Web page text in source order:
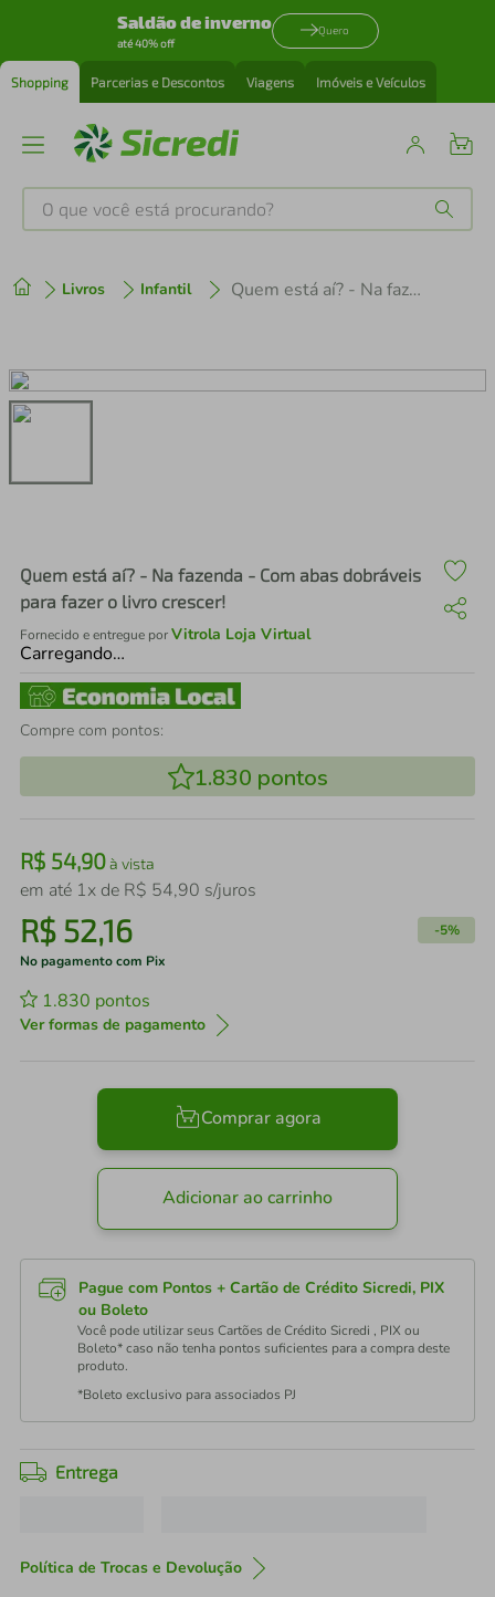
Saldão de inverno
até 40% off
Quero
Shopping Parcerias e Descontos Viagens Imóveis e Veículos
O que você está procurando?
Livros Infantil Quem está aí? - Na fazenda - Com abas dobráveis para fazer o livro crescer!
Quem está aí? - Na fazenda - Com abas dobráveis
para fazer o livro crescer!
Fornecido e entregue porVitrola Loja Virtual
Carregando…
Compre com pontos:
1.830 pontos
R$ 54,90à vista
em até 1x de R$ 54,90 s/juros
R$ 52,16 -5%
No pagamento com Pix
1.830 pontos
Ver formas de pagamento
Comprar agora
Adicionar ao carrinho
Pague com Pontos + Cartão de Crédito Sicredi, PIX
ou Boleto
Você pode utilizar seus Cartões de Crédito Sicredi , PIX ou
Boleto* caso não tenha pontos suficientes para a compra deste
produto.
*Boleto exclusivo para associados PJ
Entrega
Política de Trocas e Devolução
2º cafeteira